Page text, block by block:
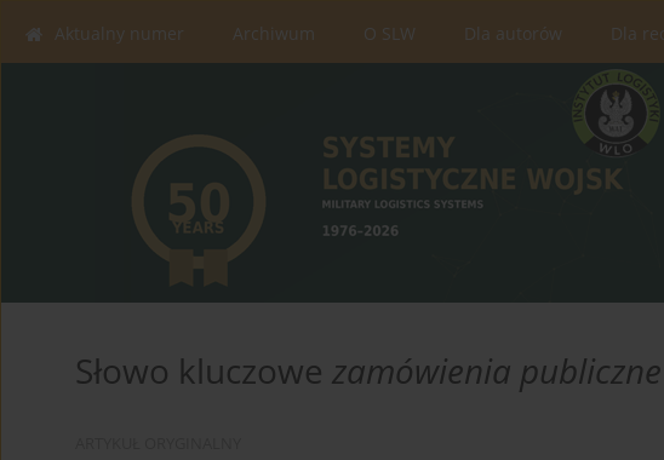
Aktualny numer Archiwum O SLW Dla autorów Dla
Słowo kluczowe zamówienia publiczne